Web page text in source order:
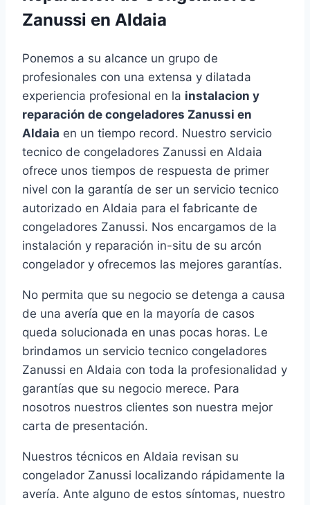
Zanussi en Aldaia
Ponemos a su alcance un grupo de
profesionales con una extensa y dilatada
experiencia profesional en la instalacion y
reparación de congeladores Zanussi en
Aldaia en un tiempo record. Nuestro servicio
tecnico de congeladores Zanussi en Aldaia
ofrece unos tiempos de respuesta de primer
nivel con la garantía de ser un servicio tecnico
autorizado en Aldaia para el fabricante de
congeladores Zanussi. Nos encargamos de la
instalación y reparación in-situ de su arcón
congelador y ofrecemos las mejores garantías.
No permita que su negocio se detenga a causa
de una avería que en la mayoría de casos
queda solucionada en unas pocas horas. Le
brindamos un servicio tecnico congeladores
Zanussi en Aldaia con toda la profesionalidad y
garantías que su negocio merece. Para
nosotros nuestros clientes son nuestra mejor
carta de presentación.
Nuestros técnicos en Aldaia revisan su
congelador Zanussi localizando rápidamente la
avería. Ante alguno de estos síntomas, nuestro